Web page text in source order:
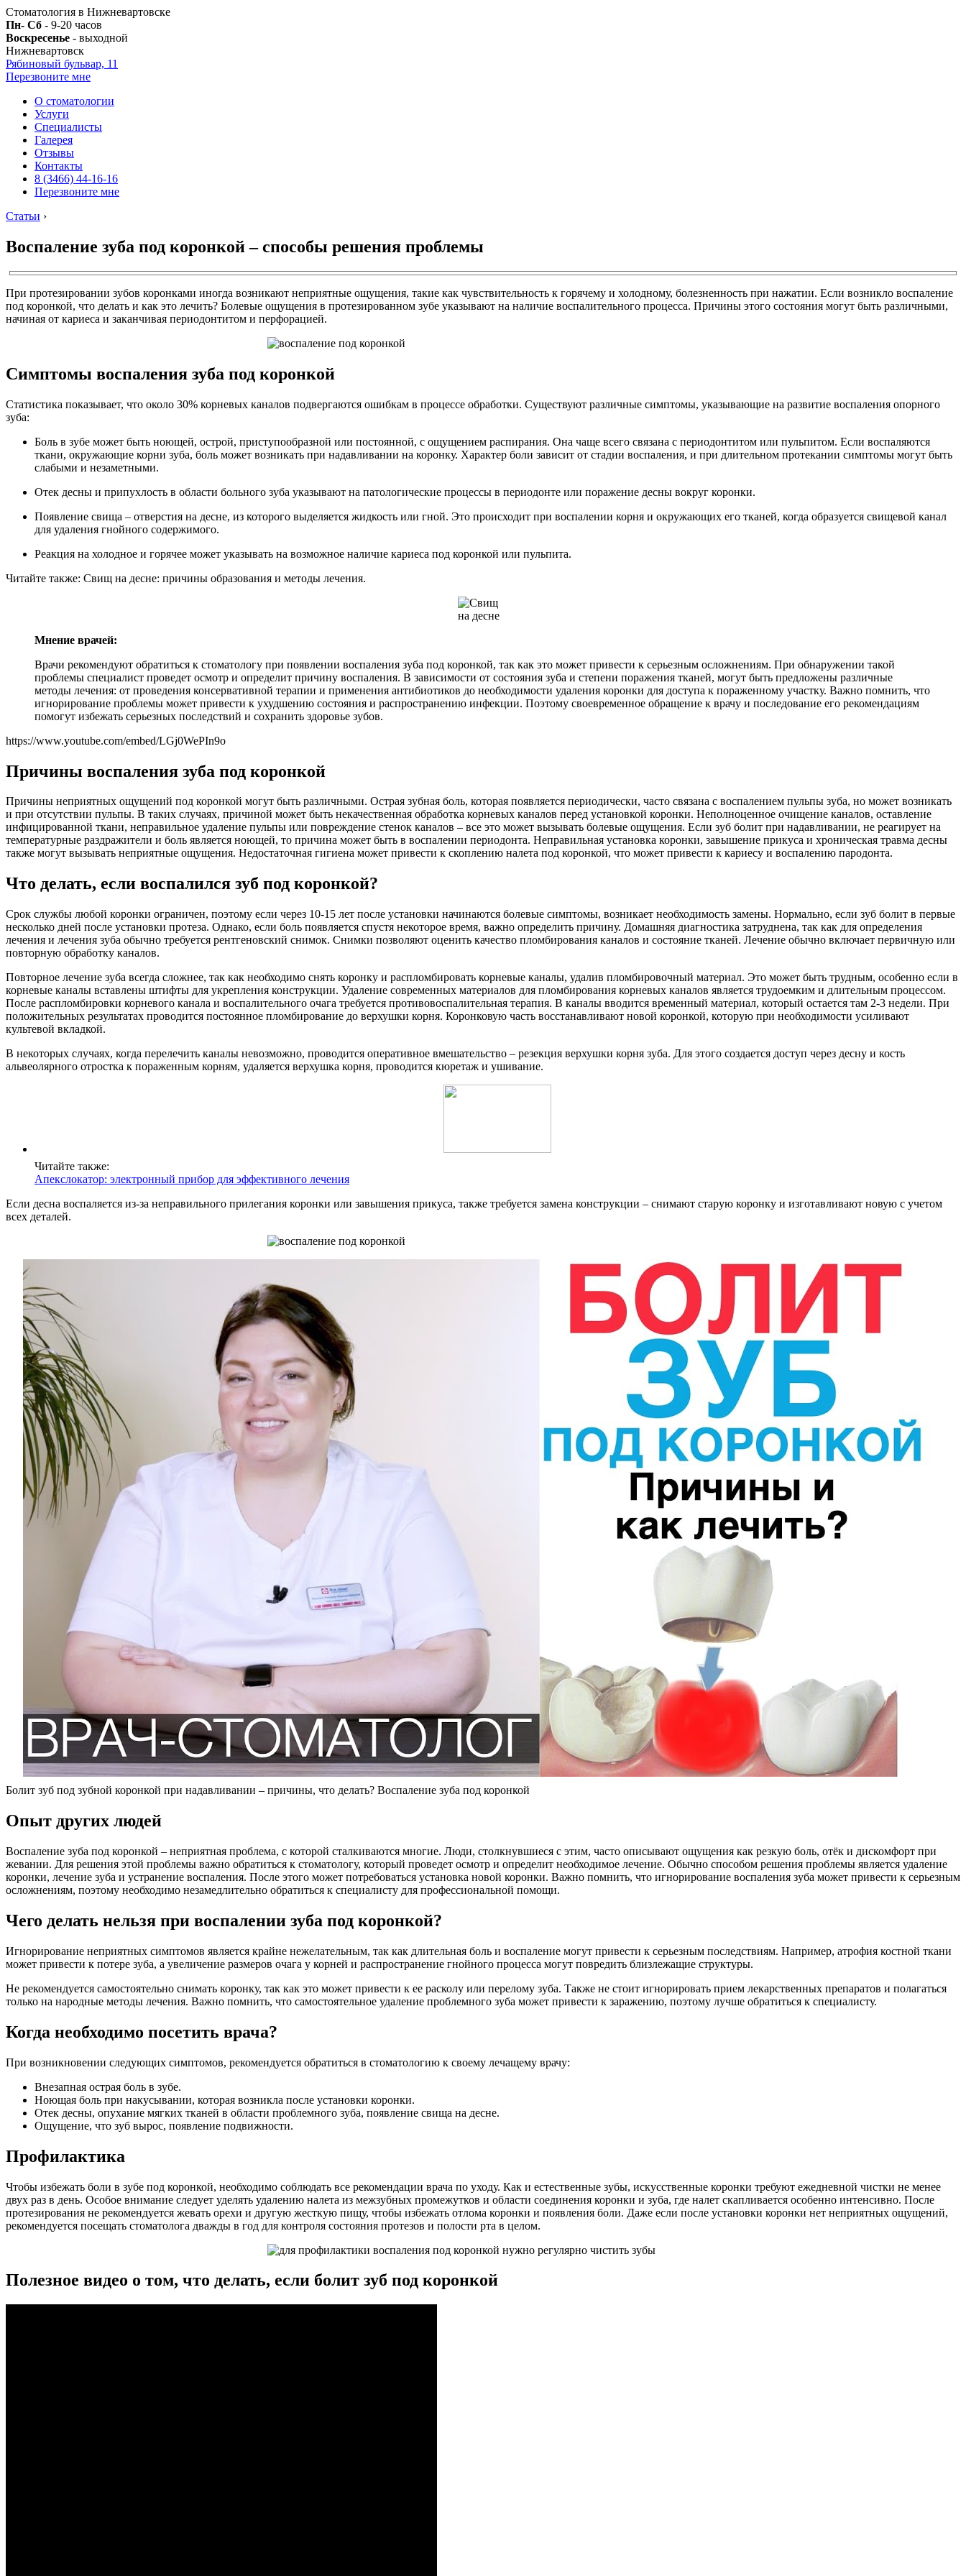
Стоматология в Нижневартовске
Пн- Сб - 9-20 часов
Воскресенье - выходной
Нижневартовск
Рябиновый бульвар, 11
Перезвоните мне
О стоматологии
Услуги
Специалисты
Галерея
Отзывы
Контакты
8 (3466) 44-16-16
Перезвоните мне
Статьи ›
Воспаление зуба под коронкой – способы решения проблемы
При протезировании зубов коронками иногда возникают неприятные ощущения, такие как чувствительность к горячему и холодному, болезненность при нажатии. Если возникло воспаление
под коронкой, что делать и как это лечить? Болевые ощущения в протезированном зубе указывают на наличие воспалительного процесса. Причины этого состояния могут быть различными,
начиная от кариеса и заканчивая периодонтитом и перфорацией.
Симптомы воспаления зуба под коронкой
Статистика показывает, что около 30% корневых каналов подвергаются ошибкам в процессе обработки. Существуют различные симптомы, указывающие на развитие воспаления опорного
зуба:
Боль в зубе может быть ноющей, острой, приступообразной или постоянной, с ощущением распирания. Она чаще всего связана с периодонтитом или пульпитом. Если воспаляются
ткани, окружающие корни зуба, боль может возникать при надавливании на коронку. Характер боли зависит от стадии воспаления, и при длительном протекании симптомы могут быть
слабыми и незаметными.
Отек десны и припухлость в области больного зуба указывают на патологические процессы в периодонте или поражение десны вокруг коронки.
Появление свища – отверстия на десне, из которого выделяется жидкость или гной. Это происходит при воспалении корня и окружающих его тканей, когда образуется свищевой канал
для удаления гнойного содержимого.
Реакция на холодное и горячее может указывать на возможное наличие кариеса под коронкой или пульпита.
Читайте также: Свищ на десне: причины образования и методы лечения.
Мнение врачей:
Врачи рекомендуют обратиться к стоматологу при появлении воспаления зуба под коронкой, так как это может привести к серьезным осложнениям. При обнаружении такой
проблемы специалист проведет осмотр и определит причину воспаления. В зависимости от состояния зуба и степени поражения тканей, могут быть предложены различные
методы лечения: от проведения консервативной терапии и применения антибиотиков до необходимости удаления коронки для доступа к пораженному участку. Важно помнить, что
игнорирование проблемы может привести к ухудшению состояния и распространению инфекции. Поэтому своевременное обращение к врачу и последование его рекомендациям
помогут избежать серьезных последствий и сохранить здоровье зубов.
https://www.youtube.com/embed/LGj0WePIn9o
Причины воспаления зуба под коронкой
Причины неприятных ощущений под коронкой могут быть различными. Острая зубная боль, которая появляется периодически, часто связана с воспалением пульпы зуба, но может возникать
и при отсутствии пульпы. В таких случаях, причиной может быть некачественная обработка корневых каналов перед установкой коронки. Неполноценное очищение каналов, оставление
инфицированной ткани, неправильное удаление пульпы или повреждение стенок каналов – все это может вызывать болевые ощущения. Если зуб болит при надавливании, не реагирует на
температурные раздражители и боль является ноющей, то причина может быть в воспалении периодонта. Неправильная установка коронки, завышение прикуса и хроническая травма десны
также могут вызывать неприятные ощущения. Недостаточная гигиена может привести к скоплению налета под коронкой, что может привести к кариесу и воспалению пародонта.
Что делать, если воспалился зуб под коронкой?
Срок службы любой коронки ограничен, поэтому если через 10-15 лет после установки начинаются болевые симптомы, возникает необходимость замены. Нормально, если зуб болит в первые
несколько дней после установки протеза. Однако, если боль появляется спустя некоторое время, важно определить причину. Домашняя диагностика затруднена, так как для определения
лечения и лечения зуба обычно требуется рентгеновский снимок. Снимки позволяют оценить качество пломбирования каналов и состояние тканей. Лечение обычно включает первичную или
повторную обработку каналов.
Повторное лечение зуба всегда сложнее, так как необходимо снять коронку и распломбировать корневые каналы, удалив пломбировочный материал. Это может быть трудным, особенно если в
корневые каналы вставлены штифты для укрепления конструкции. Удаление современных материалов для пломбирования корневых каналов является трудоемким и длительным процессом.
После распломбировки корневого канала и воспалительного очага требуется противовоспалительная терапия. В каналы вводится временный материал, который остается там 2-3 недели. При
положительных результатах проводится постоянное пломбирование до верхушки корня. Коронковую часть восстанавливают новой коронкой, которую при необходимости усиливают
культевой вкладкой.
В некоторых случаях, когда перелечить каналы невозможно, проводится оперативное вмешательство – резекция верхушки корня зуба. Для этого создается доступ через десну и кость
альвеолярного отростка к пораженным корням, удаляется верхушка корня, проводится кюретаж и ушивание.
Читайте также:
Апекслокатор: электронный прибор для эффективного лечения
Если десна воспаляется из-за неправильного прилегания коронки или завышения прикуса, также требуется замена конструкции – снимают старую коронку и изготавливают новую с учетом
всех деталей.
Болит зуб под зубной коронкой при надавливании – причины, что делать? Воспаление зуба под коронкой
Опыт других людей
Воспаление зуба под коронкой – неприятная проблема, с которой сталкиваются многие. Люди, столкнувшиеся с этим, часто описывают ощущения как резкую боль, отёк и дискомфорт при
жевании. Для решения этой проблемы важно обратиться к стоматологу, который проведет осмотр и определит необходимое лечение. Обычно способом решения проблемы является удаление
коронки, лечение зуба и устранение воспаления. После этого может потребоваться установка новой коронки. Важно помнить, что игнорирование воспаления зуба может привести к серьезным
осложнениям, поэтому необходимо незамедлительно обратиться к специалисту для профессиональной помощи.
Чего делать нельзя при воспалении зуба под коронкой?
Игнорирование неприятных симптомов является крайне нежелательным, так как длительная боль и воспаление могут привести к серьезным последствиям. Например, атрофия костной ткани
может привести к потере зуба, а увеличение размеров очага у корней и распространение гнойного процесса могут повредить близлежащие структуры.
Не рекомендуется самостоятельно снимать коронку, так как это может привести к ее расколу или перелому зуба. Также не стоит игнорировать прием лекарственных препаратов и полагаться
только на народные методы лечения. Важно помнить, что самостоятельное удаление проблемного зуба может привести к заражению, поэтому лучше обратиться к специалисту.
Когда необходимо посетить врача?
При возникновении следующих симптомов, рекомендуется обратиться в стоматологию к своему лечащему врачу:
Внезапная острая боль в зубе.
Ноющая боль при накусывании, которая возникла после установки коронки.
Отек десны, опухание мягких тканей в области проблемного зуба, появление свища на десне.
Ощущение, что зуб вырос, появление подвижности.
Профилактика
Чтобы избежать боли в зубе под коронкой, необходимо соблюдать все рекомендации врача по уходу. Как и естественные зубы, искусственные коронки требуют ежедневной чистки не менее
двух раз в день. Особое внимание следует уделять удалению налета из межзубных промежутков и области соединения коронки и зуба, где налет скапливается особенно интенсивно. После
протезирования не рекомендуется жевать орехи и другую жесткую пищу, чтобы избежать отлома коронки и появления боли. Даже если после установки коронки нет неприятных ощущений,
рекомендуется посещать стоматолога дважды в год для контроля состояния протезов и полости рта в целом.
Полезное видео о том, что делать, если болит зуб под коронкой